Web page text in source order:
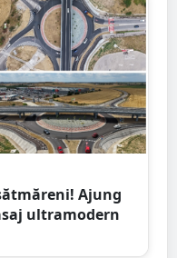
Ajung
ultramodern